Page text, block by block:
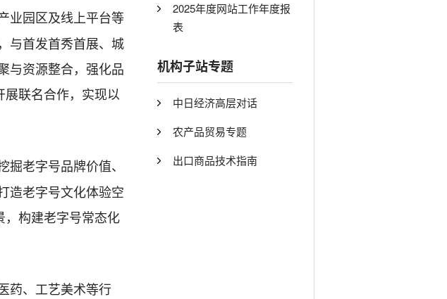
业园区及线上平台等
与首发首秀首展、城
与资源整合，强化品
展联名合作，实现以
老字号品牌价值、
造老字号文化体验空
，构建老字号常态化
药、工艺美术等行
2025年度网站工作年度报
表
机构子站专题
中日经济高层对话
农产品贸易专题
出口商品技术指南